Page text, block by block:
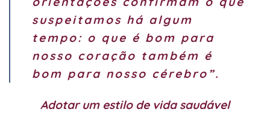
suspeitamos há algum
tempo: o que é bom para
nosso coração também é
bom para nosso cérebro”.
Adotar um estilo de vida saudável